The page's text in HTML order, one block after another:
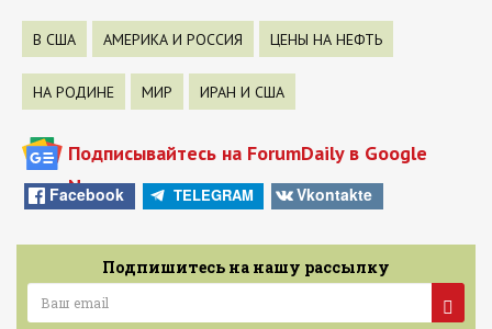
В США АМЕРИКА И РОССИЯ ЦЕНЫ НА НЕФТЬ
НА РОДИНЕ МИР ИРАН И США
Подписывайтесь на ForumDaily в Google
News
Facebook TELEGRAM Vkontakte
Подпишитесь на нашу рассылку